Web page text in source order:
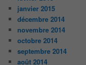
janvier 2015
décembre 2014
novembre 2014
octobre 2014
septembre 2014
août 2014